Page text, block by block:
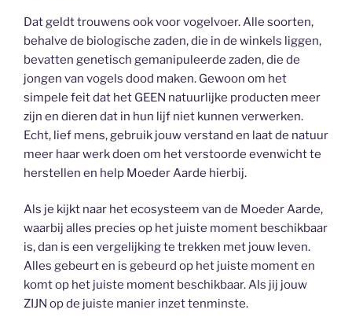
Dat geldt trouwens ook voor vogelvoer. Alle soorten,
behalve de biologische zaden, die in de winkels liggen,
bevatten genetisch gemanipuleerde zaden, die de
jongen van vogels dood maken. Gewoon om het
simpele feit dat het GEEN natuurlijke producten meer
zijn en dieren dat in hun lijf niet kunnen verwerken.
Echt, lief mens, gebruik jouw verstand en laat de natuur
meer haar werk doen om het verstoorde evenwicht te
herstellen en help Moeder Aarde hierbij.
Als je kijkt naar het ecosysteem van de Moeder Aarde,
waarbij alles precies op het juiste moment beschikbaar
is, dan is een vergelijking te trekken met jouw leven.
Alles gebeurt en is gebeurd op het juiste moment en
komt op het juiste moment beschikbaar. Als jij jouw
ZIJN op de juiste manier inzet tenminste.